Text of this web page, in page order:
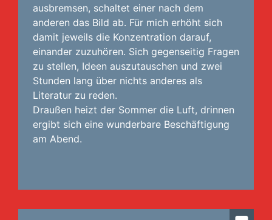
ausbremsen, schaltet einer nach dem
anderen das Bild ab. Für mich erhöht sich
damit jeweils die Konzentration darauf,
einander zuzuhören. Sich gegenseitig Fragen
zu stellen, Ideen auszutauschen und zwei
Stunden lang über nichts anderes als
Literatur zu reden.
Draußen heizt der Sommer die Luft, drinnen
ergibt sich eine wunderbare Beschäftigung
am Abend.